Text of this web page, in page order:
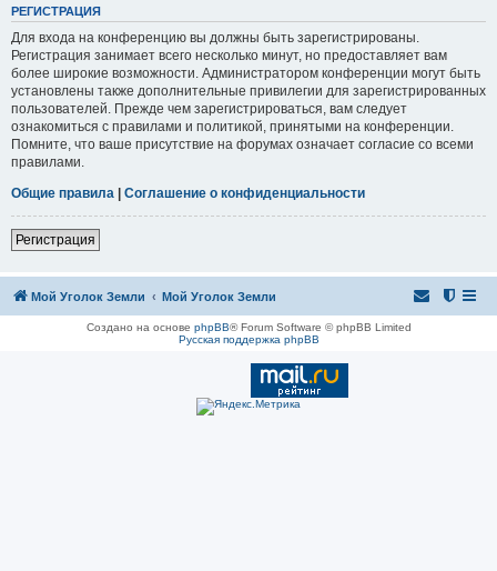
РЕГИСТРАЦИЯ
Для входа на конференцию вы должны быть зарегистрированы.
Регистрация занимает всего несколько минут, но предоставляет вам
более широкие возможности. Администратором конференции могут быть
установлены также дополнительные привилегии для зарегистрированных
пользователей. Прежде чем зарегистрироваться, вам следует
ознакомиться с правилами и политикой, принятыми на конференции.
Помните, что ваше присутствие на форумах означает согласие со всеми
правилами.
Общие правила | Соглашение о конфиденциальности
Регистрация
Мой Уголок Земли Мой Уголок Земли
Создано на основе phpBB® Forum Software © phpBB Limited
Русская поддержка phpBB